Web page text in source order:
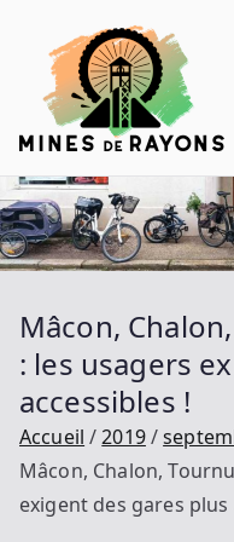
contenu
Mâcon,
: les usagers
accessibles !
Accueil 2019
Mâcon, Chalon,
exigent des gares plus